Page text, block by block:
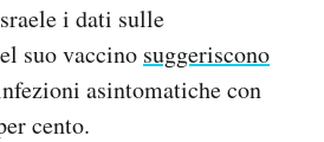
i dati sulle
suo vaccino suggeriscono
asintomatiche con
cento.